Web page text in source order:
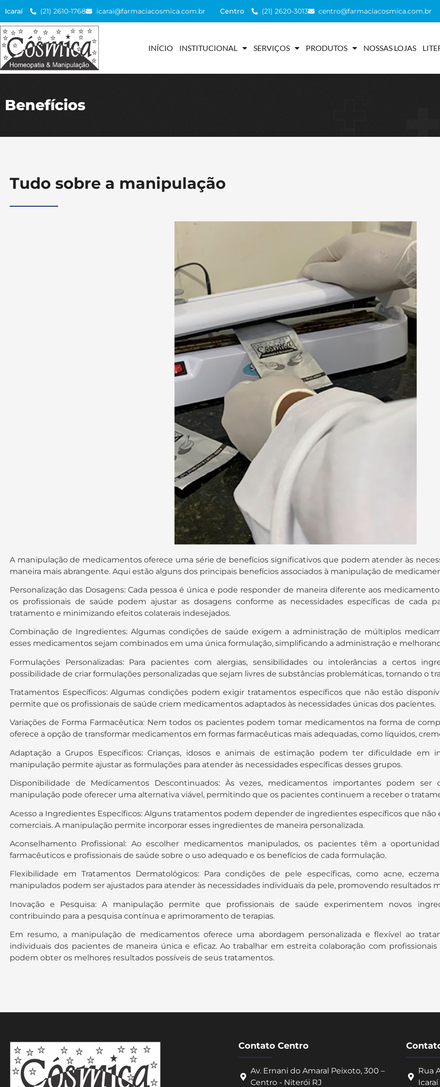
Icaraí (21) 2610-1768 icarai@farmaciacosmica.com.br Centro (21) 2620-3013 centro@farmaciacosmica.com.br
INÍCIO INSTITUCIONAL SERVIÇOS PRODUTOS NOSSAS LOJAS
Benefícios
Tudo sobre a manipulação
A manipulação de medicamentos oferece uma série de benefícios significativos que podem atender às
maneira mais abrangente. Aqui estão alguns dos principais benefícios associados à manipulação de
Personalização das Dosagens: Cada pessoa é única e pode responder de maneira diferente aos
os profissionais de saúde podem ajustar as dosagens conforme as necessidades específicas de cada
tratamento e minimizando efeitos colaterais indesejados.
Combinação de Ingredientes: Algumas condições de saúde exigem a administração de múltiplos
esses medicamentos sejam combinados em uma única formulação, simplificando a administração e
Formulações Personalizadas: Para pacientes com alergias, sensibilidades ou intolerâncias a certos
possibilidade de criar formulações personalizadas que sejam livres de substâncias problemáticas, tornando o
Tratamentos Específicos: Algumas condições podem exigir tratamentos específicos que não estão
permite que os profissionais de saúde criem medicamentos adaptados às necessidades únicas dos pacientes.
Variações de Forma Farmacêutica: Nem todos os pacientes podem tomar medicamentos na forma de
oferece a opção de transformar medicamentos em formas farmacêuticas mais adequadas, como líquidos,
Adaptação a Grupos Específicos: Crianças, idosos e animais de estimação podem ter dificuldade em
manipulação permite ajustar as formulações para atender às necessidades específicas desses grupos.
Disponibilidade de Medicamentos Descontinuados: Às vezes, medicamentos importantes podem ser
manipulação pode oferecer uma alternativa viável, permitindo que os pacientes continuem a receber o
Acesso a Ingredientes Específicos: Alguns tratamentos podem depender de ingredientes específicos que
comerciais. A manipulação permite incorporar esses ingredientes de maneira personalizada.
Aconselhamento Profissional: Ao escolher medicamentos manipulados, os pacientes têm a
farmacêuticos e profissionais de saúde sobre o uso adequado e os benefícios de cada formulação.
Flexibilidade em Tratamentos Dermatológicos: Para condições de pele específicas, como acne,
manipulados podem ser ajustados para atender às necessidades individuais da pele, promovendo resultados
Inovação e Pesquisa: A manipulação permite que profissionais de saúde experimentem novos
contribuindo para a pesquisa contínua e aprimoramento de terapias.
Em resumo, a manipulação de medicamentos oferece uma abordagem personalizada e flexível ao
individuais dos pacientes de maneira única e eficaz. Ao trabalhar em estreita colaboração com
podem obter os melhores resultados possíveis de seus tratamentos.
Contato Centro
Av. Ernani do Amaral Peixoto, 300 –
Centro - Niterói RJ
Rua